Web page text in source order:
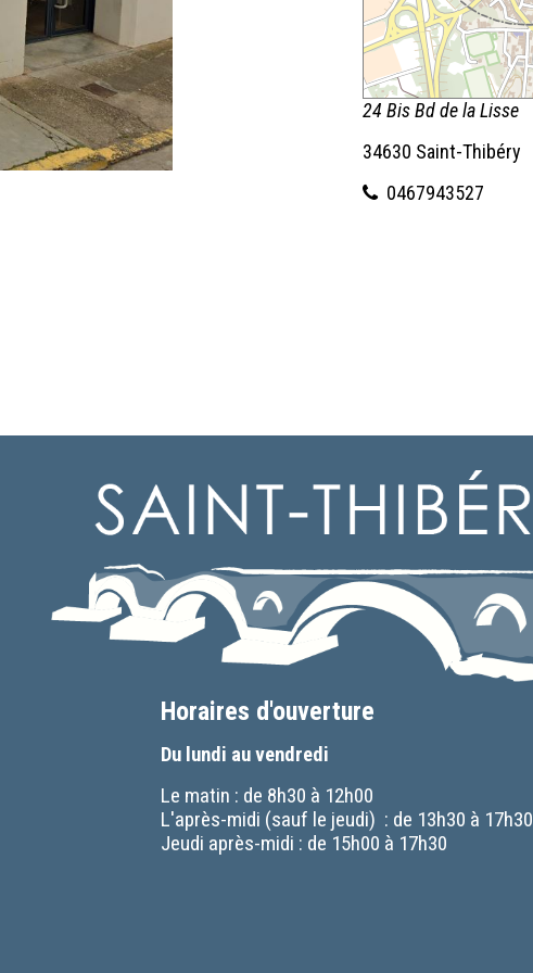
24 Bis Bd de la Lisse
34630 Saint-Thibéry
0467943527
Horaires d'ouverture
Du lundi au vendredi
Le matin : de 8h30 à 12h00
L'après-midi (sauf le jeudi) : de 13h30 à 17h30
Jeudi après-midi : de 15h00 à 17h30